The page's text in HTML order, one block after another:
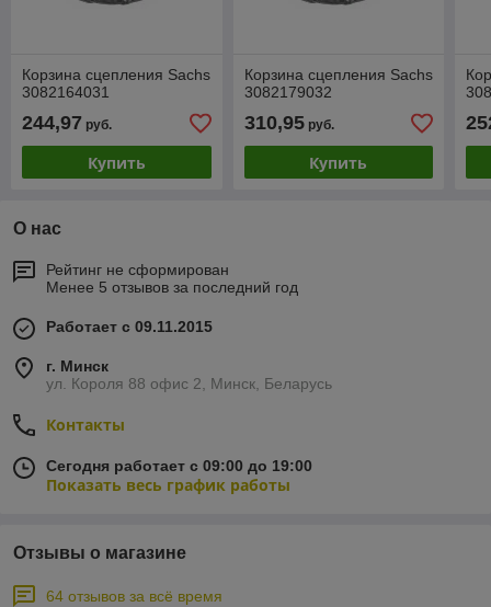
Корзина сцепления Sachs
3082164031
244,97 руб.
Купить
Корзина сцепления Sachs
3082179032
310,95руб.
Купить
О нас
Рейтинг не сформирован
Менее 5 отзывов за последний год
Работает с 09.11.2015
г. Минск
ул. Короля 88 офис 2, Минск, Беларусь
Контакты
Сегодня работает с 09:00 до 19:00
Показать весь график работы
Отзывы о магазине
64 отзывов за всё время